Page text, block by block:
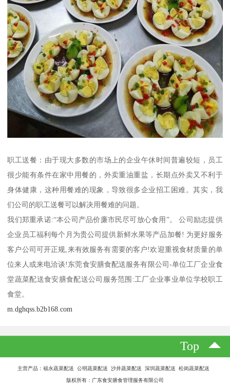
职工送餐：由于现大多数的市场上的企业午休时间普遍较短，员工
很少能有条件在家中用餐的，外卖重油重盐，长期点外卖又不利于
身体健康，这种用餐难的现象，导致很多企业招工困难。其实，我
们公司的职工送餐可以解决用餐难的问题。
我们郑重承诺:“本公司产品价廉市民尽可放心食用”。 公司励志提供
企业员工福利每个月为贵公司提供新鲜水果等产品加餐! 为更好服务
客户公司可开正规,来有效服务有需要的客户!欢迎重视食材质量的单
位来人或来电洽谈!东莞食安膳食配送服务有限公司-单位工厂企业食
堂蔬菜配送食安膳食配送公司服务范围:工厂企业事业单位学校职工
食堂。
m.dghqss.b2b168.com
Top
主营产品：福永蔬菜配送 公明蔬菜配送 沙井蔬菜配送 深圳蔬菜配送 松岗蔬菜配送
版权所有：广东食安膳食管理服务有限公司